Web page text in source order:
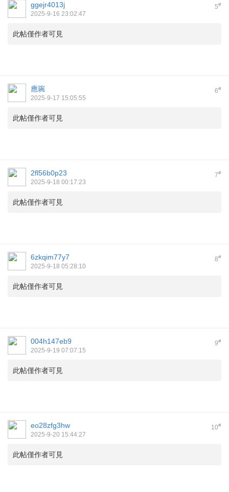
5#
ggejr4013j
2025-9-16 23:02:47
此帖僅作者可見
6#
應琬
2025-9-17 15:05:55
此帖僅作者可見
7#
2fl56b0p23
2025-9-18 00:17:23
此帖僅作者可見
8#
6zkqim77y7
2025-9-18 05:28:10
此帖僅作者可見
9#
004h147eb9
2025-9-19 07:07:15
此帖僅作者可見
10#
eo28zfg3hw
2025-9-20 15:44:27
此帖僅作者可見